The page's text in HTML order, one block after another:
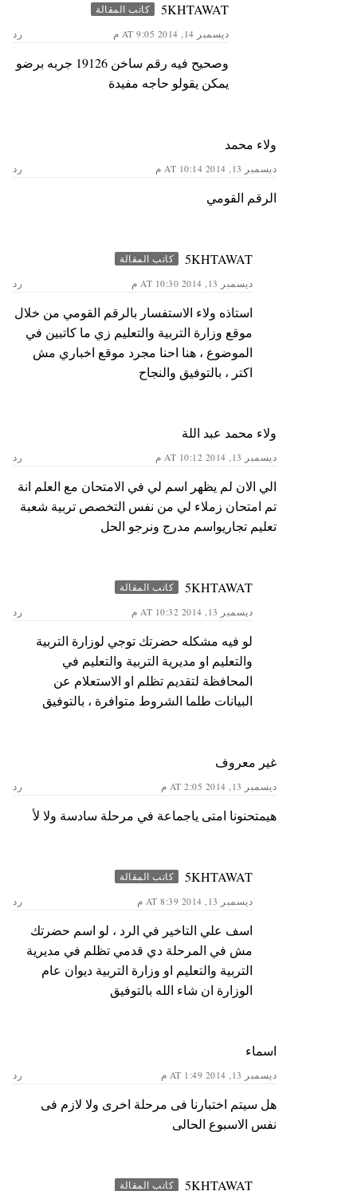
5KHTAWAT كاتب المقالة
ديسمبر 14, 2014 AT 9:05 م رد
وصحيح فيه رقم ساخن 19126 جربه برضو
يمكن يقولو حاجه مفيدة
ولاء محمد
ديسمبر 13, 2014 AT 10:14 م رد
الرقم القومي
5KHTAWAT كاتب المقالة
ديسمبر 13, 2014 AT 10:30 م رد
استاذه ولاء الاستفسار بالرقم القومي من خلال
موقع وزارة التربية والتعليم زي ما كاتبين في
الموضوع ، هنا احنا مجرد موقع اخباري مش
اكتر ، بالتوفيق والنجاح
ولاء محمد عبد اللة
ديسمبر 13, 2014 AT 10:12 م رد
الي الان لم يظهر اسم لي في الامتحان مع العلم انة
تم امتحان زملاء لي من نفس التخصص تربية شعبة
تعليم تجاريواسم مدرج ونرجو الحل
5KHTAWAT كاتب المقالة
ديسمبر 13, 2014 AT 10:32 م رد
لو فيه مشكله حضرتك توجي لوزارة التربية
والتعليم او مديرية التربية والتعليم في
المحافظة لتقديم تظلم او الاستعلام عن
البيانات طلما الشروط متوافرة ، بالتوفيق
غير معروف
ديسمبر 13, 2014 AT 2:05 م رد
هيمتحنونا امتى ياجماعة في مرحلة سادسة ولا لأ
5KHTAWAT كاتب المقالة
ديسمبر 13, 2014 AT 8:39 م رد
اسف علي التاخير في الرد ، لو اسم حضرتك
مش في المرحلة دي قدمي تظلم في مديرية
التربية والتعليم او وزارة التربية ديوان عام
الوزارة ان شاء الله بالتوفيق
اسماء
ديسمبر 13, 2014 AT 1:49 م رد
هل سيتم اختبارنا فى مرحلة اخرى ولا لازم فى
نفس الاسبوع الحالى
5KHTAWAT كاتب المقالة